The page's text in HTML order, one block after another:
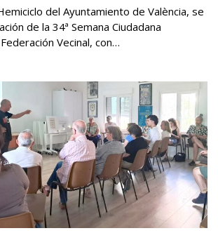
del Ayuntamiento de València, se
de la 34ª Semana Ciudadana
Vecinal, con…